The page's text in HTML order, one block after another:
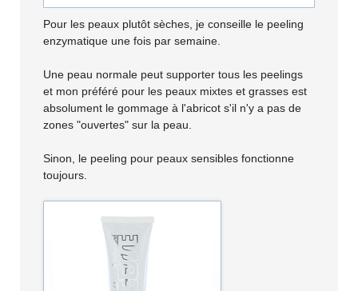
Pour les peaux plutôt sèches, je conseille le peeling
enzymatique une fois par semaine.
Une peau normale peut supporter tous les peelings
et mon préféré pour les peaux mixtes et grasses est
absolument le gommage à l'abricot s'il n'y a pas de
zones "ouvertes" sur la peau.
Sinon, le peeling pour peaux sensibles fonctionne
toujours.